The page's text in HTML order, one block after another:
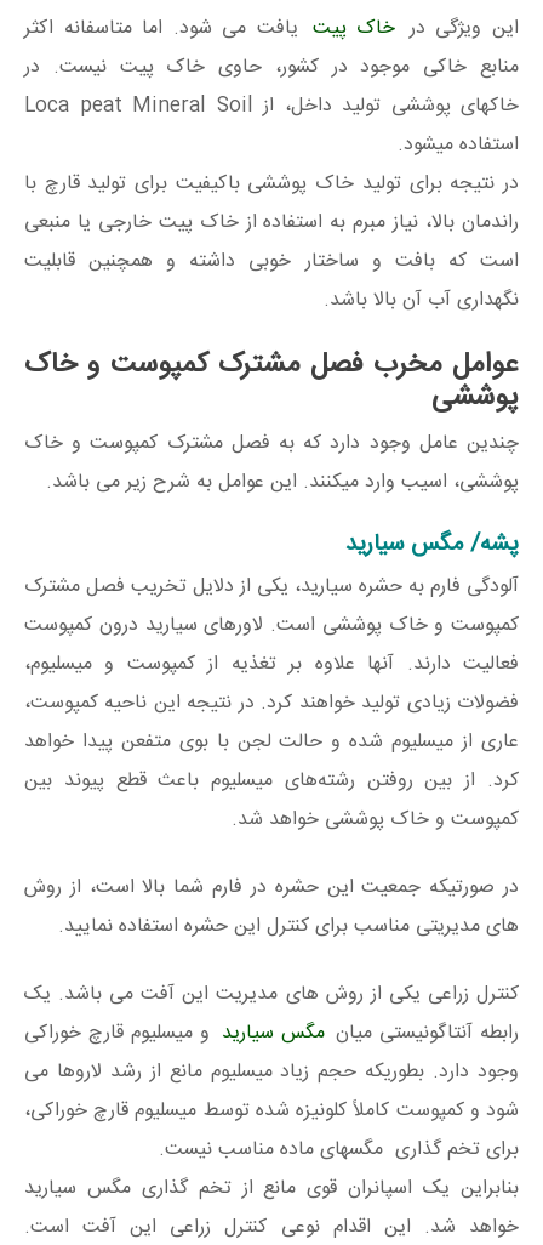
این ویژگی در خاک پیت یافت می شود. اما متاسفانه اکثر
منابع خاکی موجود در کشور، حاوی خاک پیت نیست. در
خاکهای پوششی تولید داخل، از Loca peat Mineral Soil
استفاده میشود.
در نتیجه برای تولید خاک پوششی باکیفیت برای تولید قارچ با
راندمان بالا، نیاز مبرم به استفاده از خاک پیت خارجی یا منبعی
است که بافت و ساختار خوبی داشته و همچنین قابلیت
نگهداری آب آن بالا باشد.
عوامل مخرب فصل مشترک کمپوست و خاک
پوششی
چندین عامل وجود دارد که به فصل مشترک کمپوست و خاک
پوششی، اسیب وارد میکنند. این عوامل به شرح زیر می باشد.
پشه/ مگس سیارید
آلودگی فارم به حشره سیارید، یکی از دلایل تخریب فصل مشترک
کمپوست و خاک پوششی است. لاورهای سیارید درون کمپوست
فعالیت دارند. آنها علاوه بر تغذیه از کمپوست و میسلیوم،
فضولات زیادی تولید خواهند کرد. در نتیجه این ناحیه کمپوست،
عاری از میسلیوم شده و حالت لجن با بوی متفعن پیدا خواهد
کرد. از بین روفتن رشته‌های میسلیوم باعث قطع پیوند بین
کمپوست و خاک پوششی خواهد شد.
در صورتیکه جمعیت این حشره در فارم شما بالا است، از روش
های مدیریتی مناسب برای کنترل این حشره استفاده نمایید.
کنترل زراعی یکی از روش های مدیریت این آفت می باشد. یک
رابطه آنتاگونیستی میان مگس سیارید و میسلیوم قارچ خوراکی
وجود دارد. بطوریکه حجم زیاد میسلیوم مانع از رشد لاروها می
شود و کمپوست کاملاً کلونیزه شده توسط میسلیوم قارچ خوراکی،
برای تخم گذاری مگسهای ماده مناسب نیست.
بنابراین یک اسپانران قوی مانع از تخم گذاری مگس سیارید
خواهد شد. این اقدام نوعی کنترل زراعی این آفت است.